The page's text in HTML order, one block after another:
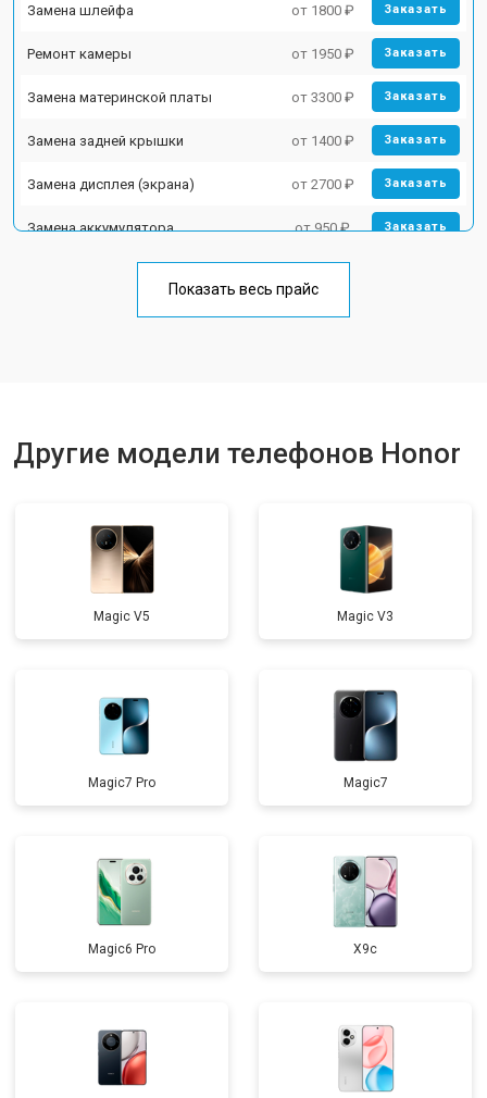
Замена шлейфа от 1800 ₽ Заказать
Ремонт камеры от 1950 ₽ Заказать
Замена материнской платы от 3300 ₽ Заказать
Замена задней крышки от 1400 ₽ Заказать
Замена дисплея (экрана) от 2700 ₽ Заказать
Замена аккумулятора от 950 ₽ Заказать
Ремонт цепи питания от 3200 ₽
Показать весь прайс
Другие модели телефонов Honor
Magic V5 Magic V3
Magic7 Pro Magic7
Magic6 Pro X9c